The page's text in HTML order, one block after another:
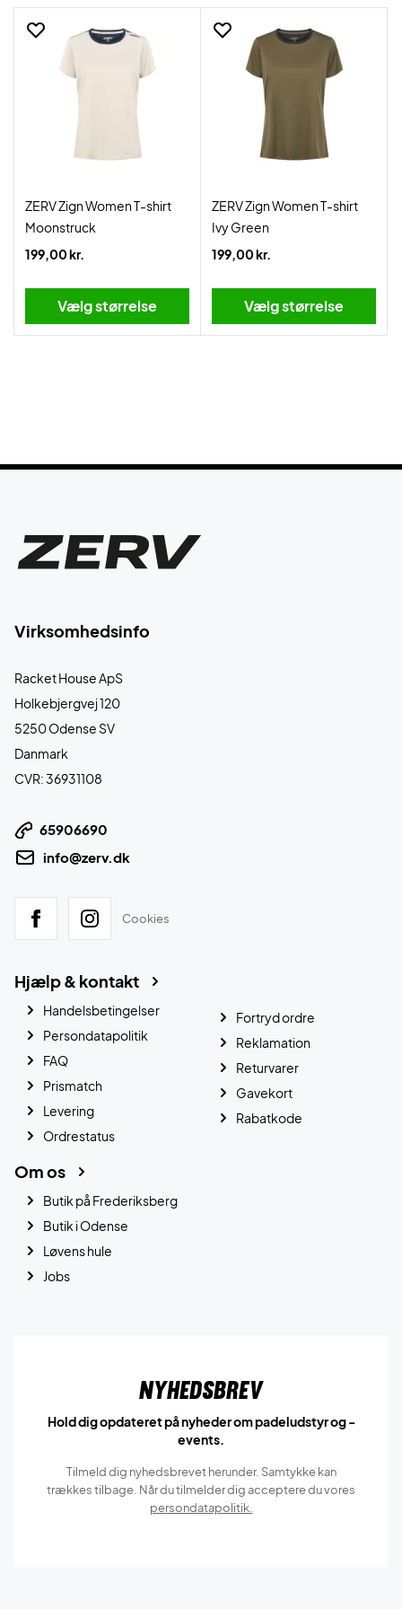
ZERV Zign Women T-shirt
Moonstruck
199,00 kr.
Vælg størrelse
ZERV Zign Women T-shirt
Ivy Green
199,00 kr.
Vælg størrelse
Virksomhedsinfo
Racket House ApS
Holkebjergvej 120
5250 Odense SV
Danmark
CVR: 36931108
65906690
info@zerv.dk
Cookies
Hjælp & kontakt
Handelsbetingelser
Persondatapolitik
FAQ
Prismatch
Levering
Ordrestatus
Fortryd ordre
Reklamation
Returvarer
Gavekort
Rabatkode
Om os
Butik på Frederiksberg
Butik i Odense
Løvens hule
Jobs
Nyhedsbrev
Hold dig opdateret på nyheder om padeludstyr og -
events.
Tilmeld dig nyhedsbrevet herunder. Samtykke kan
trækkes tilbage. Når du tilmelder dig acceptere du vores
persondatapolitik.